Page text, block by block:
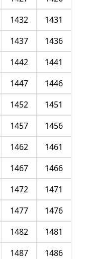
1431
1432
1436
1437
1441
1442
1446
1447
1451
1452
1456
1457
1461
1462
1466
1467
1471
1472
1476
1477
1481
1482
1486
1487